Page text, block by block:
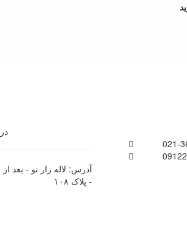
آدرس: لاله زار نو - بعد
- پلاک ۱۰۸
021-